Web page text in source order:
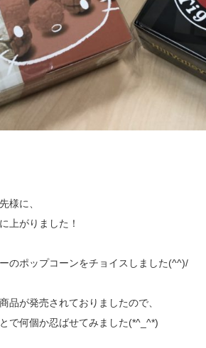
様に、
上がりました！
のポップコーンをチョイスしました(^^)/
品が発売されておりましたので、
で何個か忍ばせてみました(*^_^*)